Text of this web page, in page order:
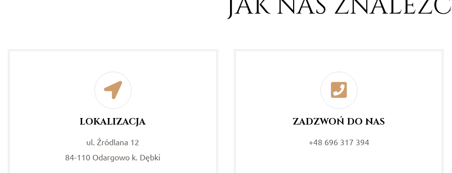
LOKALIZACJA
ul. Źródlana 12
84-110 Odargowo k. Dębki
ZADZWOŃ DO NAS
+48 696 317 394